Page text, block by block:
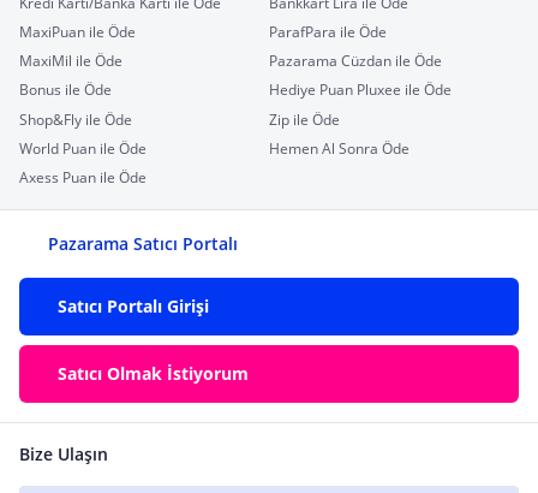
MaxiPuan ile Öde
ParafPara ile Öde
MaxiMil ile Öde
Pazarama Cüzdan ile Öde
Bonus ile Öde
Hediye Puan Pluxee ile Öde
Shop&Fly ile Öde
Zip ile Öde
World Puan ile Öde
Hemen Al Sonra Öde
Axess Puan ile Öde
Pazarama Satıcı Portalı
Satıcı Portalı Girişi
Satıcı Olmak İstiyorum
Bize Ulaşın